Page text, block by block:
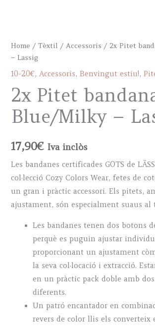
Home /Tèxtil /Accessoris / 2x Pitet
– Lassig
10-20€,Accessoris,Benvingut estiu!,
2x Pitet
Blue/Milky –
17,90€ Iva inclòs
Les bandanes certificades GOTS de
col·lecció Cozy Colors Wear, fetes de
un gran i pràctic accessori. Els pitets,
ajustament, són especialment suaus al
Les bandanes tenen dos botons
perquè es puguin ajustar
proporcionant un ajustament
la seva col·locació i extracció.
en un pràctic pack doble amb
diferents.
Un patró encantador en
revers de color llis els converteix